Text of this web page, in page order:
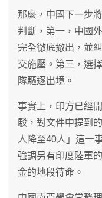
那麼，中國下一步
判斷，第一，中國
完全徹底撤出，並
交施壓。第三，選
隊驅逐出境。
事實上，印方已經
駁，對文件中提到
人降至40人」這一
強調另有印度陸軍
金的地段待命。